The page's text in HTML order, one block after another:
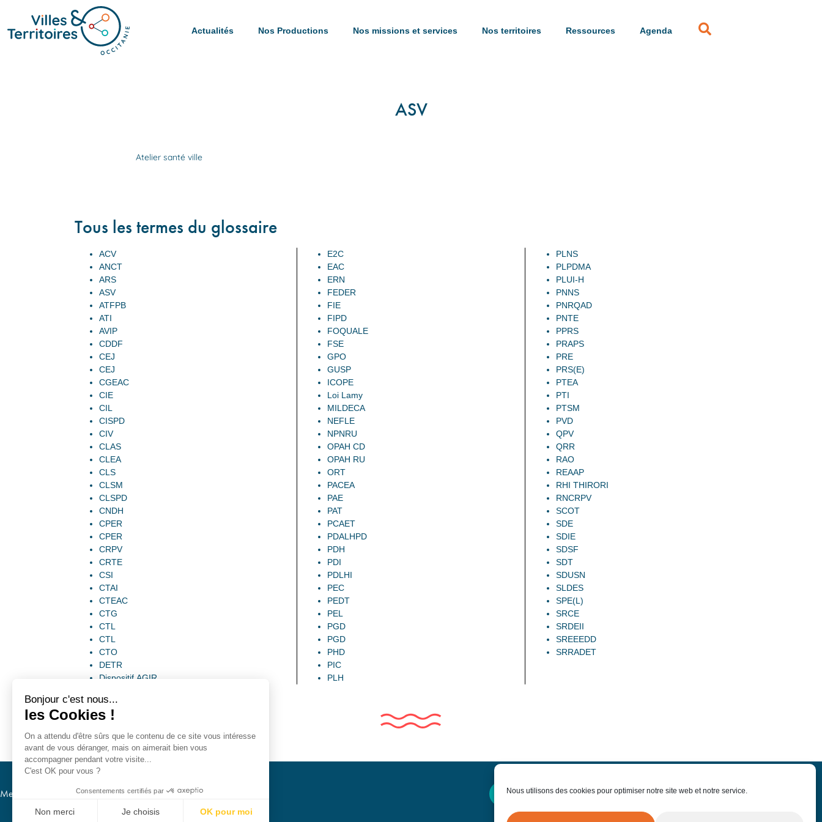
Nous utilisons des cookies pour optimiser notre site web et notre service.
Actualités Nos Productions Nos missions et services Nos territoires Ressources Agenda
ASV
Atelier santé ville
Tous les termes du glossaire
ACV
ANCT
ARS
ASV
ATFPB
ATI
AVIP
CDDF
CEJ
CEJ
CGEAC
CIE
CIL
CISPD
CIV
CLAS
CLEA
CLS
CLSM
CLSPD
CNDH
CPER
CPER
CRPV
CRTE
CSI
CTAI
CTEAC
CTG
CTL
CTL
CTO
DETR
Dispositif AGIR
E2C
EAC
ERN
FEDER
FIE
FIPD
FOQUALE
FSE
GPO
GUSP
ICOPE
Loi Lamy
MILDECA
NEFLE
NPNRU
OPAH CD
OPAH RU
ORT
PACEA
PAE
PAT
PCAET
PDALHPD
PDH
PDI
PDLHI
PEC
PEDT
PEL
PGD
PGD
PHD
PIC
PLH
PLNS
PLPDMA
PLUI-H
PNNS
PNRQAD
PNTE
PPRS
PRAPS
PRE
PRS(E)
PTEA
PTI
PTSM
PVD
QPV
QRR
RAO
REAAP
RHI THIRORI
RNCRPV
SCOT
SDE
SDIE
SDSF
SDT
SDUSN
SLDES
SPE(L)
SRCE
SRDEII
SREEEDD
SRRADET
Mentions légales RGPD Contactez-nous Offres d'emploi
Bonjour c'est nous...
les Cookies !
On a attendu d'être sûrs que le contenu de ce site vous intéresse
avant de vous déranger, mais on aimerait bien vous
accompagner pendant votre visite...
C'est OK pour vous ?
Consentements certifiés par
Non merci Je choisis OK pour moi